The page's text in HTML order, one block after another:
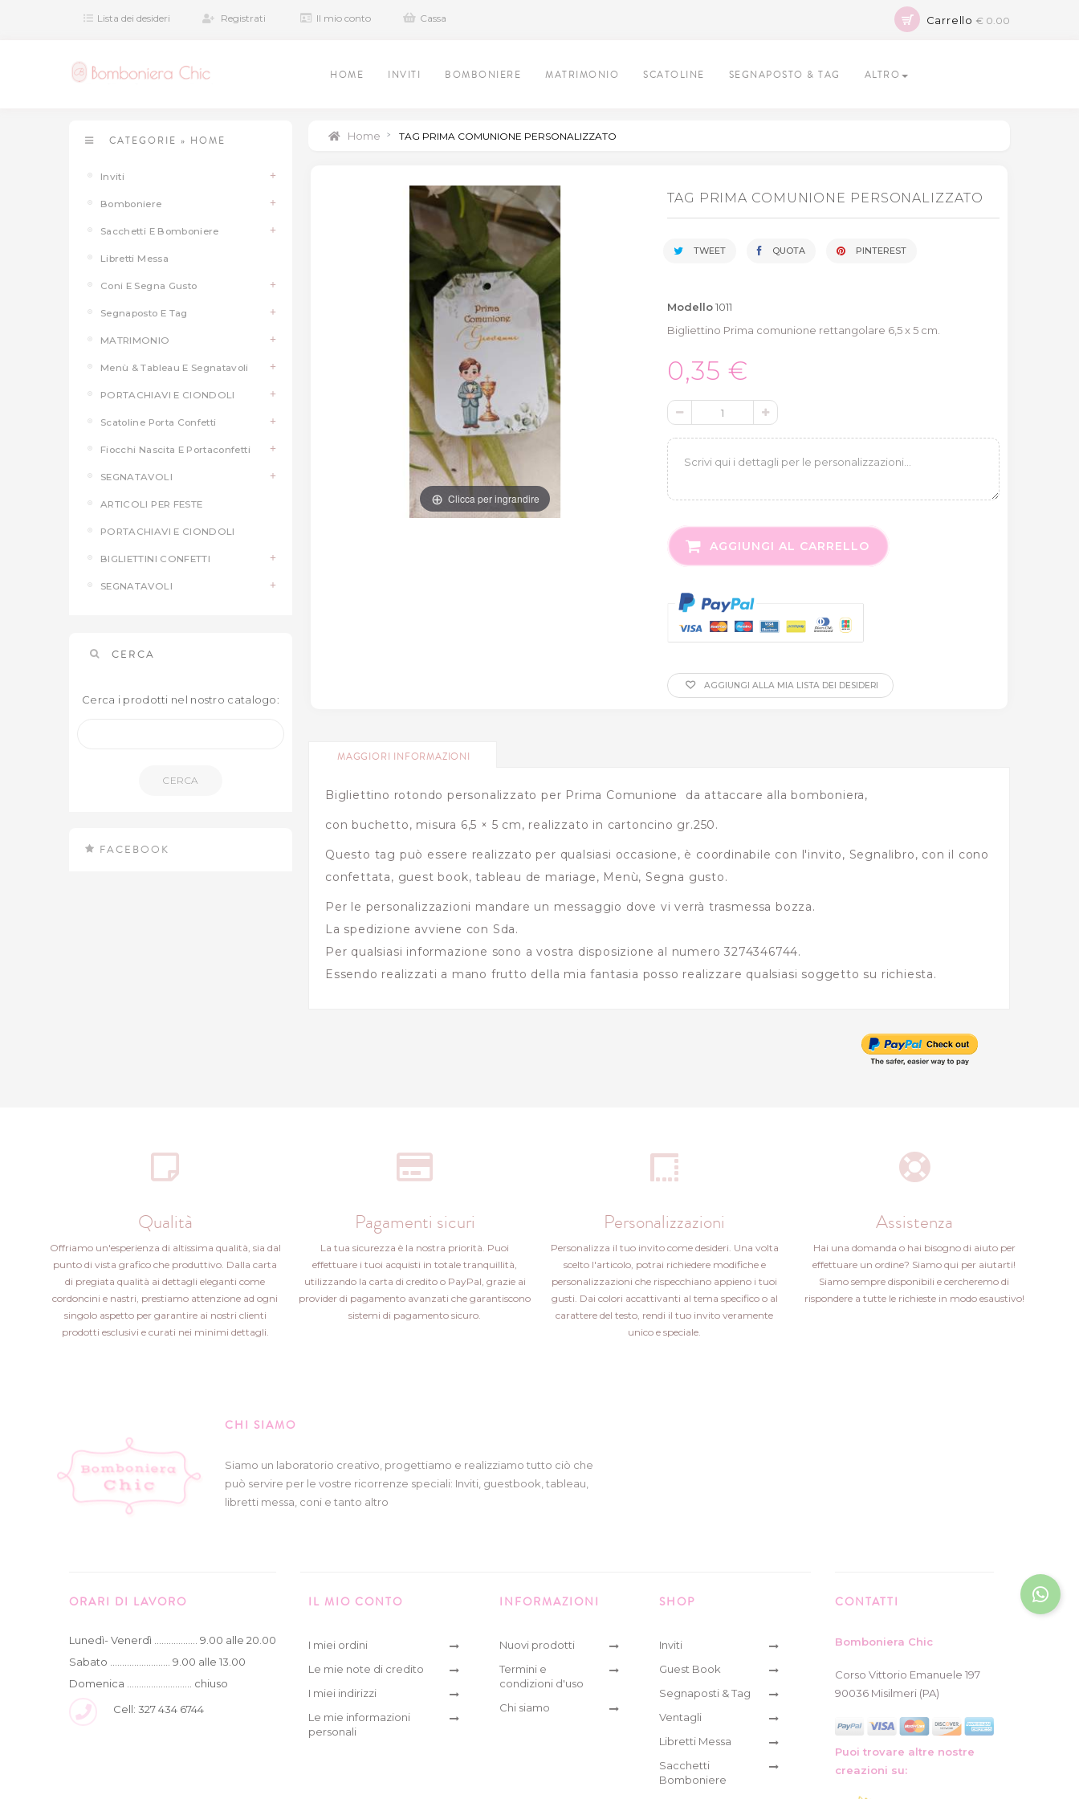
Lista dei desideri Registrati Il mio conto Cassa Carrello € 0.00
HOME INVITI BOMBONIERE MATRIMONIO SCATOLINE SEGNAPOSTO & TAG ALTRO
CATEGORIE » HOME
Inviti
Bomboniere
Sacchetti E Bomboniere
Libretti Messa
Coni E Segna Gusto
Segnaposto E Tag
MATRIMONIO
Menù & Tableau E Segnatavoli
PORTACHIAVI E CIONDOLI
Scatoline Porta Confetti
Fiocchi Nascita E Portaconfetti
SEGNATAVOLI
ARTICOLI PER FESTE
PORTACHIAVI E CIONDOLI
BIGLIETTINI CONFETTI
SEGNATAVOLI
CERCA
Cerca i prodotti nel nostro catalogo:
CERCA
FACEBOOK
Home > TAG PRIMA COMUNIONE PERSONALIZZATO
Clicca per ingrandire
TAG PRIMA COMUNIONE PERSONALIZZATO
TWEET QUOTA PINTEREST
Modello1011
Bigliettino Prima comunione rettangolare 6,5 x 5 cm.
0,35 €
AGGIUNGI AL CARRELLO
AGGIUNGI ALLA MIA LISTA DEI DESIDERI
MAGGIORI INFORMAZIONI
Bigliettino rotondo personalizzato per Prima Comunione da attaccare alla bomboniera,
con buchetto, misura 6,5 × 5 cm, realizzato in cartoncino gr.250.
Questo tag può essere realizzato per qualsiasi occasione, è coordinabile con l'invito, Segnalibro, con il cono
confettata, guest book, tableau de mariage, Menù, Segna gusto.
Per le personalizzazioni mandare un messaggio dove vi verrà trasmessa bozza.
La spedizione avviene con Sda.
Per qualsiasi informazione sono a vostra disposizione al numero 3274346744.
Essendo realizzati a mano frutto della mia fantasia posso realizzare qualsiasi soggetto su richiesta.
Qualità
Offriamo un'esperienza di altissima qualità, sia dal
punto di vista grafico che produttivo. Dalla carta
di pregiata qualità ai dettagli eleganti come
cordoncini e nastri, prestiamo attenzione ad ogni
singolo aspetto per garantire ai nostri clienti
prodotti esclusivi e curati nei minimi dettagli.
Pagamenti sicuri
La tua sicurezza è la nostra priorità. Puoi
effettuare i tuoi acquisti in totale tranquillità,
utilizzando la carta di credito o PayPal, grazie ai
provider di pagamento avanzati che garantiscono
sistemi di pagamento sicuro.
Personalizzazioni
Personalizza il tuo invito come desideri. Una volta
scelto l'articolo, potrai richiedere modifiche e
personalizzazioni che rispecchiano appieno i tuoi
gusti. Dai colori accattivanti al tema specifico o al
carattere del testo, rendi il tuo invito veramente
unico e speciale.
Assistenza
Hai una domanda o hai bisogno di aiuto per
effettuare un ordine? Siamo qui per aiutarti!
Siamo sempre disponibili e cercheremo di
rispondere a tutte le richieste in modo esaustivo!
CHI SIAMO
Siamo un laboratorio creativo, progettiamo e realizziamo tutto ciò che
può servire per le vostre ricorrenze speciali: Inviti, guestbook, tableau,
libretti messa, coni e tanto altro
ORARI DI LAVORO
Lunedì- Venerdì .................. 9.00 alle 20.00
Sabato ......................... 9.00 alle 13.00
Domenica ........................... chiuso
Cell: 327 434 6744
IL MIO CONTO
I miei ordini
Le mie note di credito
I miei indirizzi
Le mie informazioni
personali
INFORMAZIONI
Nuovi prodotti
Termini e
condizioni d'uso
Chi siamo
SHOP
Inviti
Guest Book
Segnaposti & Tag
Ventagli
Libretti Messa
Sacchetti
Bomboniere
CONTATTI
Bomboniera Chic
Corso Vittorio Emanuele 197
90036 Misilmeri (PA)
Puoi trovare altre nostre
creazioni su: